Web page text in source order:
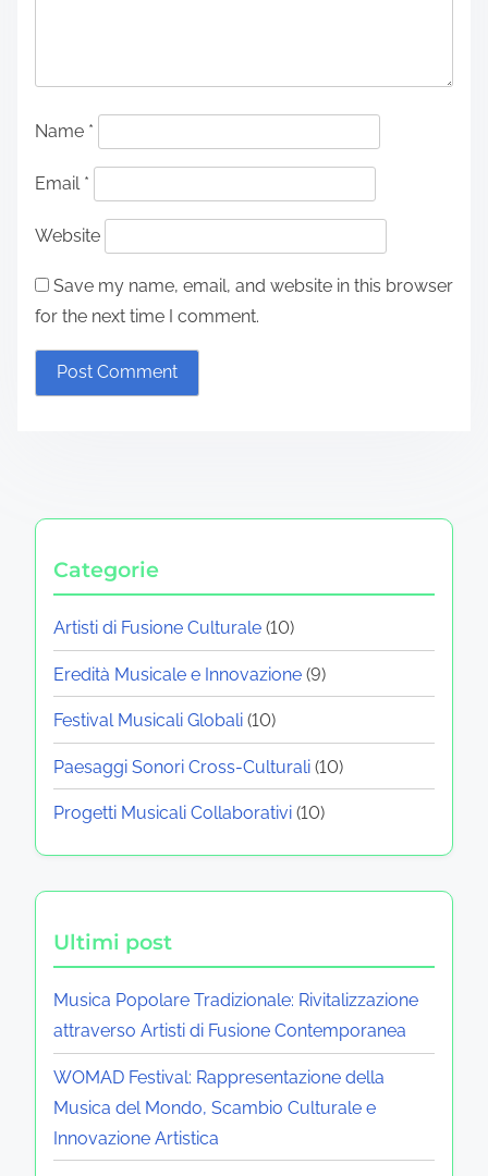
Name *
Email *
Website
Save my name, email, and website in this browser
for the next time I comment.
Categorie
Artisti di Fusione Culturale (10)
Eredità Musicale e Innovazione (9)
Festival Musicali Globali (10)
Paesaggi Sonori Cross-Culturali (10)
Progetti Musicali Collaborativi (10)
Ultimi post
Musica Popolare Tradizionale: Rivitalizzazione
attraverso Artisti di Fusione Contemporanea
WOMAD Festival: Rappresentazione della
Musica del Mondo, Scambio Culturale e
Innovazione Artistica